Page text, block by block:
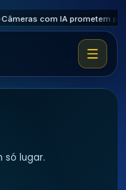
só lugar.